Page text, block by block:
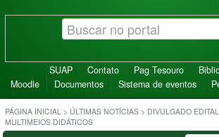
SUAP Contato Pag Tesouro
Moodle
Documentos Sistema de eventos
PÁGINA INICIAL > ÚLTIMAS NOTÍCIAS > DIVULGADO
MULTIMEIOS DIDÁTICOS